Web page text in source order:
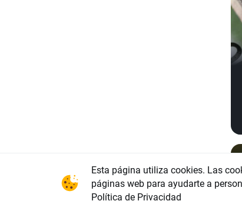
Esta página utiliza cookies. Las
páginas web para ayudarte a
Política de Privacidad